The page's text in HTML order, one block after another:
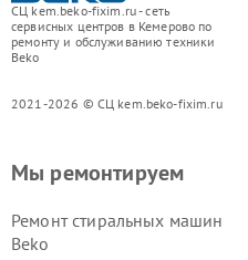
СЦ kem.beko-fixim.ru - сеть
сервисных центров в Кемерово по
ремонту и обслуживанию техники
Beko
2021-2026 © СЦ kem.beko-fixim.ru
Мы ремонтируем
Ремонт стиральных машин
Beko